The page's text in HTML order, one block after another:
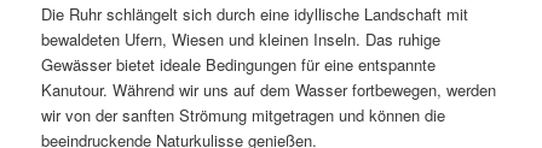
Die Ruhr schlängelt sich durch eine idyllische Landschaft mit
bewaldeten Ufern, Wiesen und kleinen Inseln. Das ruhige
Gewässer bietet ideale Bedingungen für eine entspannte
Kanutour. Während wir uns auf dem Wasser fortbewegen, werden
wir von der sanften Strömung mitgetragen und können die
beeindruckende Naturkulisse genießen.